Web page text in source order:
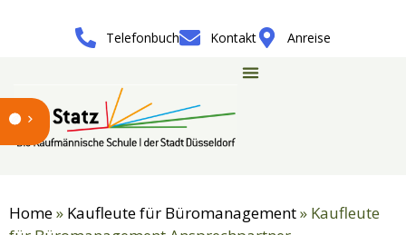
Telefonbuch Kontakt Anreise
Home» Kaufleute für Büromanagement» Kaufleute